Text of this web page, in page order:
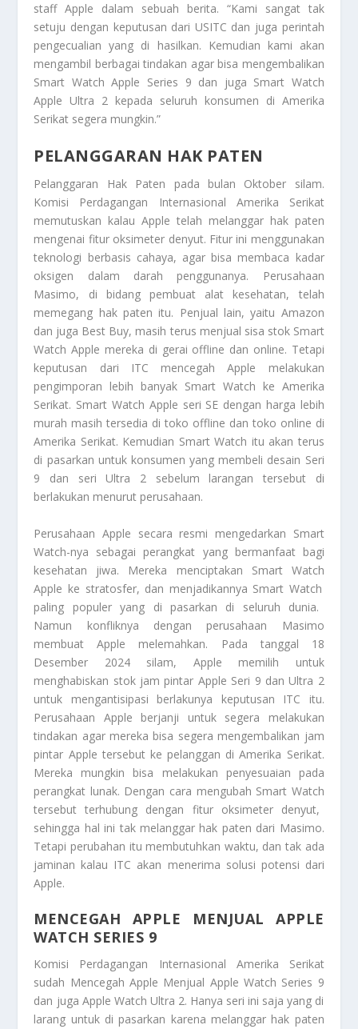
staff Apple dalam sebuah berita. “Kami sangat tak
setuju dengan keputusan dari USITC dan juga perintah
pengecualian yang di hasilkan. Kemudian kami akan
mengambil berbagai tindakan agar bisa mengembalikan
Smart Watch Apple Series 9 dan juga Smart Watch
Apple Ultra 2 kepada seluruh konsumen di Amerika
Serikat segera mungkin.”
PELANGGARAN HAK PATEN
Pelanggaran Hak Paten pada bulan Oktober silam.
Komisi Perdagangan Internasional Amerika Serikat
memutuskan kalau Apple telah melanggar hak paten
mengenai fitur oksimeter denyut. Fitur ini menggunakan
teknologi berbasis cahaya, agar bisa membaca kadar
oksigen dalam darah penggunanya. Perusahaan
Masimo, di bidang pembuat alat kesehatan, telah
memegang hak paten itu. Penjual lain, yaitu Amazon
dan juga Best Buy, masih terus menjual sisa stok Smart
Watch Apple mereka di gerai offline dan online. Tetapi
keputusan dari ITC mencegah Apple melakukan
pengimporan lebih banyak Smart Watch ke Amerika
Serikat. Smart Watch Apple seri SE dengan harga lebih
murah masih tersedia di toko offline dan toko online di
Amerika Serikat. Kemudian Smart Watch itu akan terus
di pasarkan untuk konsumen yang membeli desain Seri
9 dan seri Ultra 2 sebelum larangan tersebut di
berlakukan menurut perusahaan.
Perusahaan Apple secara resmi mengedarkan Smart
Watch-nya sebagai perangkat yang bermanfaat bagi
kesehatan jiwa. Mereka menciptakan Smart Watch
Apple ke stratosfer, dan menjadikannya Smart Watch
paling populer yang di pasarkan di seluruh dunia.
Namun konfliknya dengan perusahaan Masimo
membuat Apple melemahkan. Pada tanggal 18
Desember 2024 silam, Apple memilih untuk
menghabiskan stok jam pintar Apple Seri 9 dan Ultra 2
untuk mengantisipasi berlakunya keputusan ITC itu.
Perusahaan Apple berjanji untuk segera melakukan
tindakan agar mereka bisa segera mengembalikan jam
pintar Apple tersebut ke pelanggan di Amerika Serikat.
Mereka mungkin bisa melakukan penyesuaian pada
perangkat lunak. Dengan cara mengubah Smart Watch
tersebut terhubung dengan fitur oksimeter denyut,
sehingga hal ini tak melanggar hak paten dari Masimo.
Tetapi perubahan itu membutuhkan waktu, dan tak ada
jaminan kalau ITC akan menerima solusi potensi dari
Apple.
MENCEGAH APPLE MENJUAL APPLE
WATCH SERIES 9
Komisi Perdagangan Internasional Amerika Serikat
sudah Mencegah Apple Menjual Apple Watch Series 9
dan juga Apple Watch Ultra 2. Hanya seri ini saja yang di
larang untuk di pasarkan karena melanggar hak paten